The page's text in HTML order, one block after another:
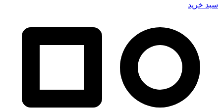
سبد خرید